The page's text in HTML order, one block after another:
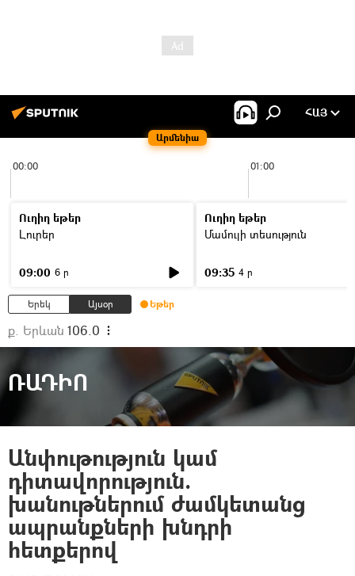
Արմենիա
ՀԱՅ
00:00 01:00
Ուղիղ եթեր
Լուրեր
09:00 6 ր
Ուղիղ եթեր
Մամուլի տեսություն
09:35 4 ր
Երեկ Այսօր Եթեր
ք. Երևան 106.0
ՌԱԴԻՈ
Անփութություն կամ
դիտավորություն.
խանութներում ժամկետանց
ապրանքների խնդրի
հետքերով